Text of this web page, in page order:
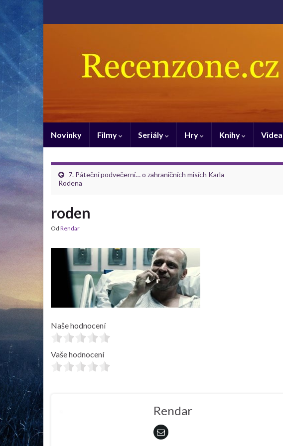
Novinky Filmy Seriály Hry Knihy Videa
7. Páteční podvečerní… o zahraničních misích Karla
Rodena
roden
Od Rendar
Naše hodnocení
Vaše hodnocení
Rendar